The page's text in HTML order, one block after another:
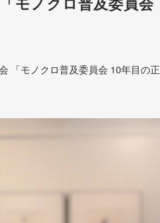
「モノクロ普及委員会 10年目の正